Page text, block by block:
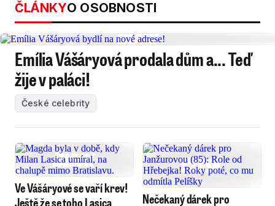
ČLÁNKYO OSOBNOSTI
Emília Vášáryová prodala dům a... Teď
žije v paláci!
České celebrity
Ve Vášáryové se vaří krev!
Ještě že se toho Lasica
Nečekaný dárek pro